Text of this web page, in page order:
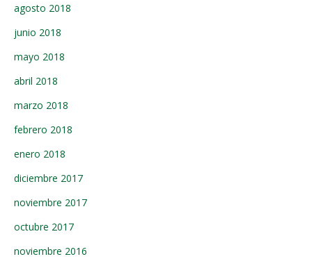
agosto 2018
junio 2018
mayo 2018
abril 2018
marzo 2018
febrero 2018
enero 2018
diciembre 2017
noviembre 2017
octubre 2017
noviembre 2016